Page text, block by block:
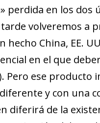
perdida en los
volveremos a
hecho China, EE.
en el que
Pero ese
y con una
diferirá de la